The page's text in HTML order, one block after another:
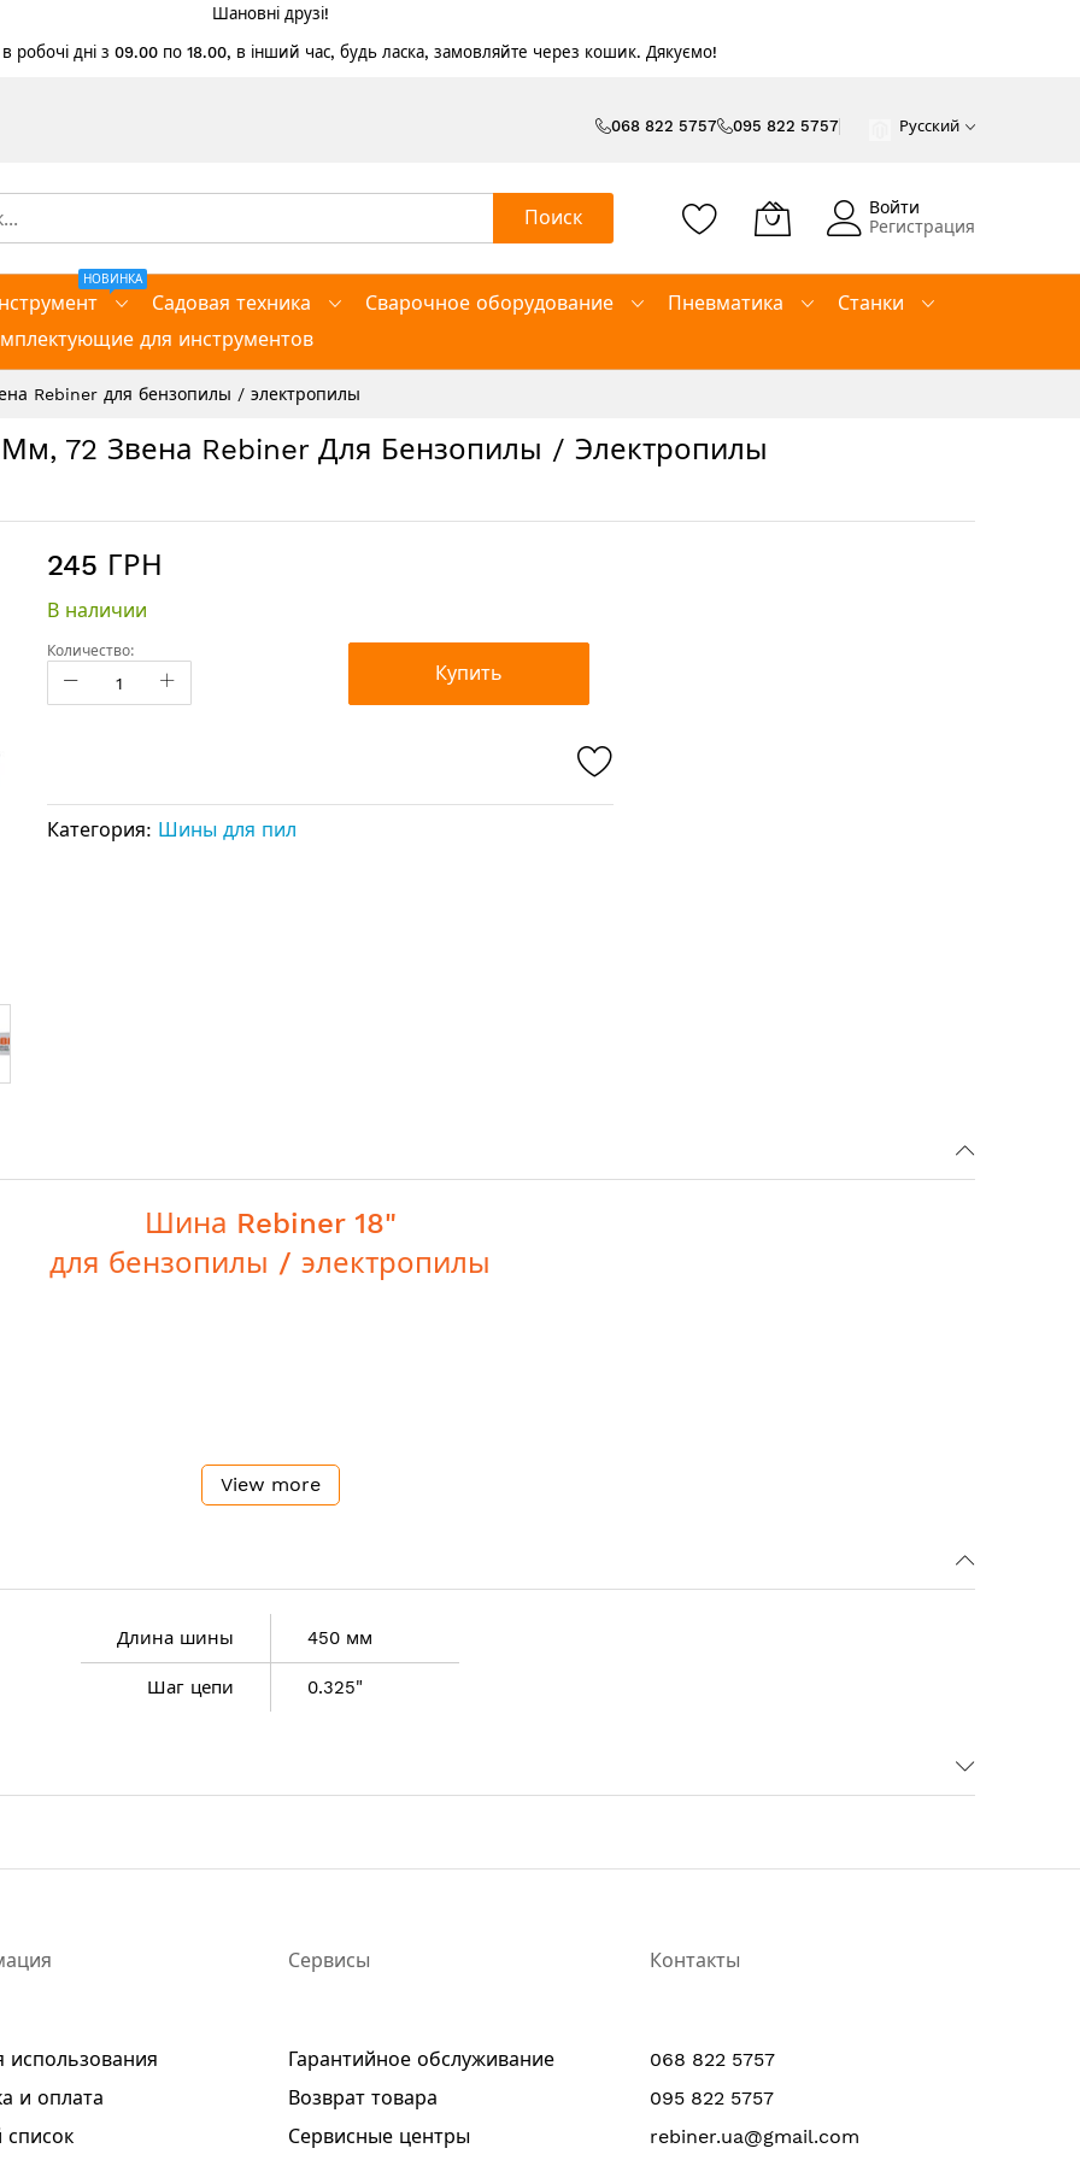
Шановні друзі!
робочі дні з 09.00 по 18.00, в інший час, будь ласка, замовляйте через кошик. Дякуємо!
068 822 5757 095 822 5757 Русский
Поиск
Войти
Регистрация
НОВИНКА
Садовая техника Сварочное оборудование Пневматика
Станки
для инструментов
Rebiner для бензопилы / электропилы
72 Звена Rebiner Для Бензопилы / Электропилы
245 ГРН
В наличии
Количество:
Купить
Категория: Шины для пил
Шина Rebiner 18"
для бензопилы / электропилы
View more
Длина шины 450 мм
Шаг цепи 0.325"
использования
и оплата
Сервисы
Гарантийное обслуживание
Возврат товара
Сервисные центры
Контакты
068 822 5757
095 822 5757
rebiner.ua@gmail.com